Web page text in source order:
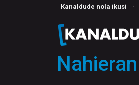
Kanaldude nola ikusi ·
Nahieran